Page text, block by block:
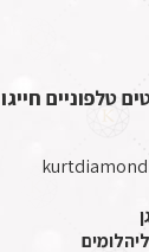
טלפוניים חייגו